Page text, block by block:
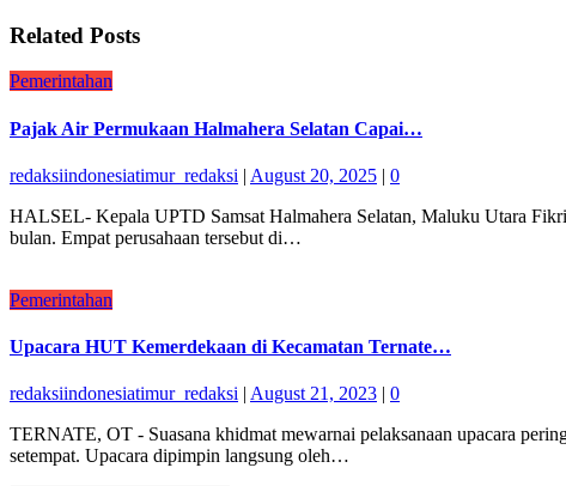
Related Posts
Pemerintahan
Pajak Air Permukaan Halmahera Selatan Capai…
redaksiindonesiatimur_redaksi | August 20, 2025 | 0
HALSEL- Kepala UPTD Samsat Halmahera Selatan, Maluku Utara Fikri
bulan. Empat perusahaan tersebut di…
Pemerintahan
Upacara HUT Kemerdekaan di Kecamatan Ternate…
redaksiindonesiatimur_redaksi | August 21, 2023 | 0
TERNATE, OT - Suasana khidmat mewarnai pelaksanaan upacara
setempat. Upacara dipimpin langsung oleh…